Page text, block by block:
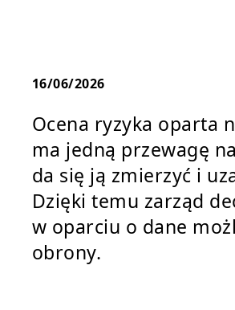
16/06/2026
Ocena ryzyka oparta
ma jedną przewagę
da się ją zmierzyć i
Dzięki temu zarząd
w oparciu o dane
obrony.